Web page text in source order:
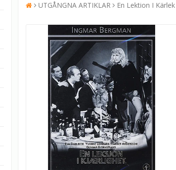
UTGÅNGNA ARTIKLAR En Lektion I Kärlek